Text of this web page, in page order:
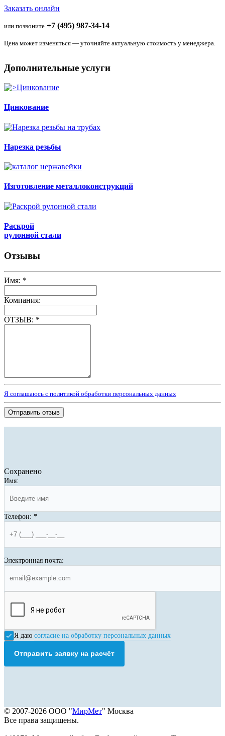
Заказать онлайн
или позвоните +7 (495) 987-34-14
Цена может изменяться — уточняйте актуальную стоимость у менеджера.
Дополнительные услуги
Цинкование
Нарезка резьбы
Изготовление металлоконструкций
Раскрой
рулонной стали
Отзывы
Имя: *
Компания:
ОТЗЫВ: *
Я соглашаюсь с политикой обработки персональных данных
Отправить отзыв
Сохранено
Имя:
Телефон: *
Электронная почта:
Я даю согласие на обработку персональных данных
Отправить заявку на расчёт
© 2007-2026 ООО "МирМет" Москва
Все права защищены.